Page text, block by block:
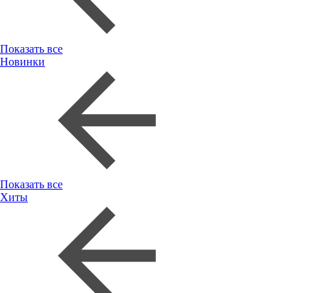
Показать все
Новинки
Показать все
Хиты